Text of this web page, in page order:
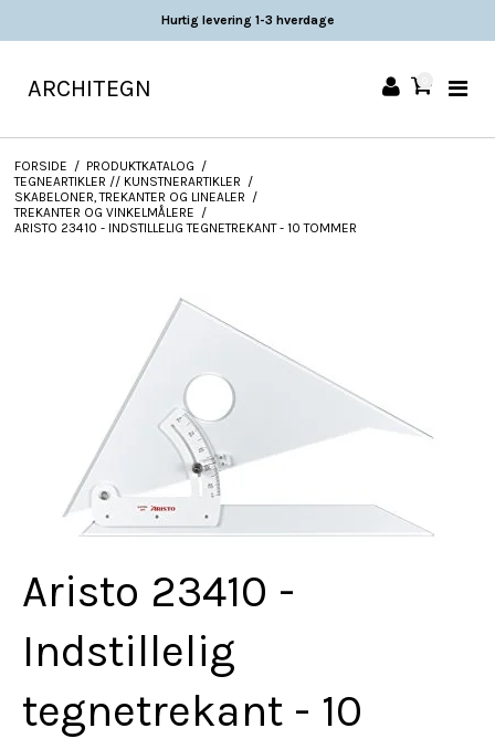
Hurtig levering 1-3 hverdage
ARCHITEGN
FORSIDE / PRODUKTKATALOG /
TEGNEARTIKLER // KUNSTNERARTIKLER /
SKABELONER, TREKANTER OG LINEALER /
TREKANTER OG VINKELMÅLERE /
ARISTO 23410 - INDSTILLELIG TEGNETREKANT - 10 TOMMER
Aristo 23410 -
Indstillelig
tegnetrekant - 10